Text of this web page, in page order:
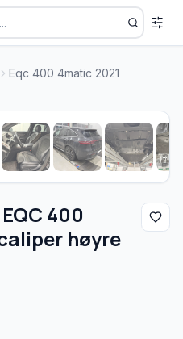
Eqc 400 4matic 2021
400
høyre